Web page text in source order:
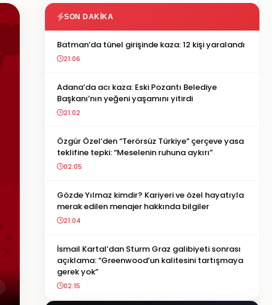
SON DAKIKA
Batman’da tünel girişinde kaza: 12 kişi yaralandı
21:06
Adana’da acı kaza: Eski Pozantı Belediye
Başkanı’nın yeğeni yaşamını yitirdi
21:02
Özgür Özel’den “Terörsüz Türkiye” çerçeve yasa
teklifine tepki: “Meselenin ruhuna aykırı”
02:05
Gözde Yılmaz kimdir? Kariyeri ve özel hayatıyla
merak edilen menajer hakkında bilgiler
21:04
İsmail Kartal’dan Sturm Graz galibiyeti sonrası
açıklama: “Greenwood’un kalitesini tartışmaya
gerek yok”
02:15